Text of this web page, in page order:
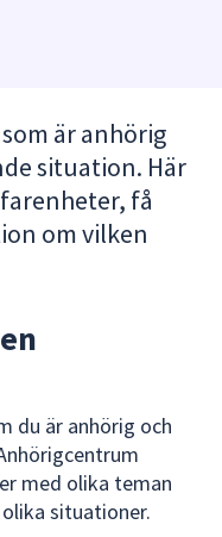
sökförslag
att
presenteras
under
fältet.
mellan
sökförslagen
och
enter
är anhörig
situation. Här
få
om vilken
du är anhörig och
med olika teman
situationer.